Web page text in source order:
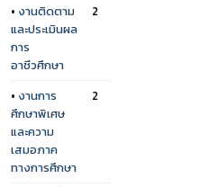
• งานติดตาม
และประเมินผล
การ
อาชีวศึกษา
2
• งานการ
ศึกษาพิเศษ
และความ
เสมอภาค
ทางการศึกษา
2